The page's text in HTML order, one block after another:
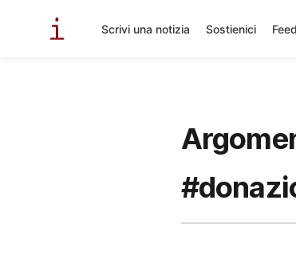
Scrivi una notizia Sostienici